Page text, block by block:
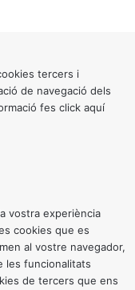
tercers i
de navegació dels
fes click aquí
vostra experiència
cookies que es
al vostre navegador,
les funcionalitats
de tercers que ens